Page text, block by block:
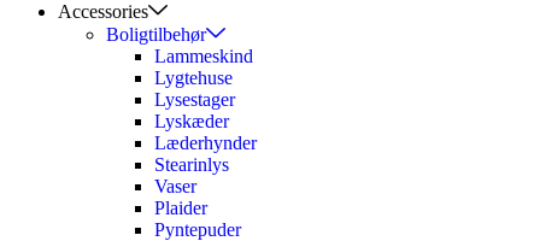
Accessories
Boligtilbehør
Lammeskind
Lygtehuse
Lysestager
Lyskæder
Læderhynder
Stearinlys
Vaser
Plaider
Pyntepuder